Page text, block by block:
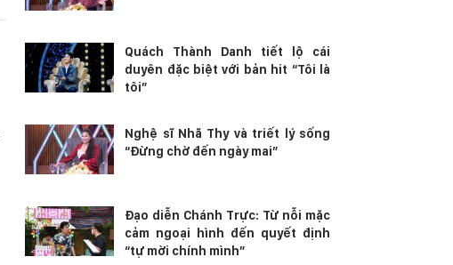
Quách Thành Danh tiết lộ cái
duyên đặc biệt với bản hit “Tôi là
tôi”
Nghệ sĩ Nhã Thy và triết lý sống
“Đừng chờ đến ngày mai”
Đạo diễn Chánh Trực: Từ nỗi mặc
cảm ngoại hình đến quyết định
“tự mời chính mình”